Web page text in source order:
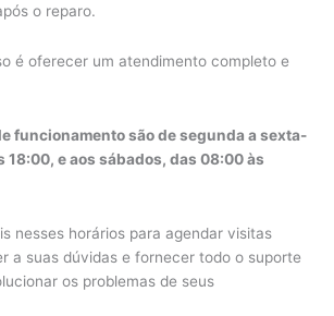
o reparo.
é oferecer um atendimento completo e
funcionamento são de segunda a sexta-
18:00, e aos sábados, das 08:00 às
nesses horários para agendar visitas
a suas dúvidas e fornecer todo o suporte
os problemas de seus